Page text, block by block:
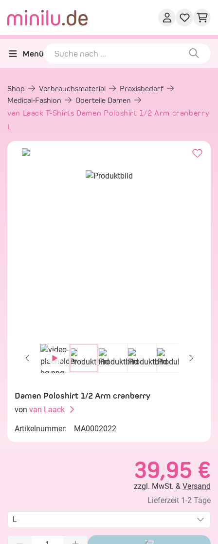
Menü
Shop Verbrauchsmaterial
Praxisbedarf
Medical-Fashion
Oberteile Damen
van Laack T-Shirts Damen Poloshirt 1/2 Arm cranberry
L
Damen Poloshirt 1/2 Arm cranberry
von van Laack
Artikelnummer: MA0002022
39,95 €
zzgl. MwSt. & Versand
Lieferzeit 1-2 Tage
L